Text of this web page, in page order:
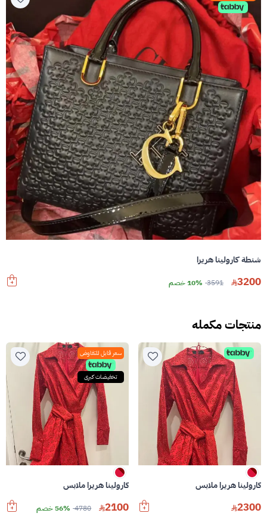
شنطة كارولينا هريرا
3200
3591 10% خصم
منتجات مكمله
كارولينا هريرا ملابس
2300
سعر قابل للتفاوض
تخفيضات كبرى
كارولينا هريرا ملابس
2100
4780 56% خصم